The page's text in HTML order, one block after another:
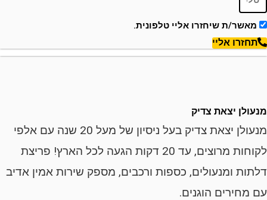
ת שיחזרו אליי טלפונית.
אליי
יצאת צדיק
מנעולן יצאת צדיק בעל ניסיון של מעל 20 שנה עם אלפי
לקוחות מרוצים, עד 20 דקות הגעה לכל הארץ! פריצת
ומנעולים, כספות ורכבים, מספק שירות אמין אדיב
הוגנים.